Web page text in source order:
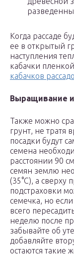
Когда рассаде
ее в открытый
наступления
кабачки
кабачков
Выращивание
Также можно
грунт, не тратя
посадки будут
семена
расстоянии 90
семян землю
(35°С), а сверху
подстраховки
семечка, но
всего
неделю после
забывайте об
добавляйте
остаются такие